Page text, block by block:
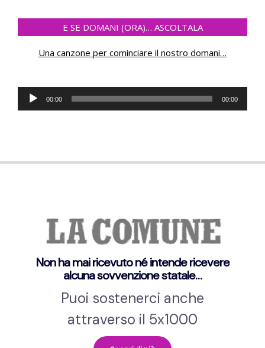
E SE DOMANI (ORA)… ASCOLTALA
Una canzone per cominciare il nostro domani…
Audio
Player
00:00 00:00
Non ha mai ricevuto né intende ricevere
alcuna sovvenzione statale…
Puoi sostenerci anche
attraverso il 5x1000